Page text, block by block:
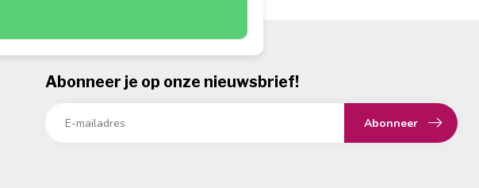
Abonneer je op onze nieuwsbrief!
Abonneer